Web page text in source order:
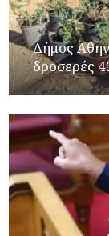
Δήμος
δροσερές